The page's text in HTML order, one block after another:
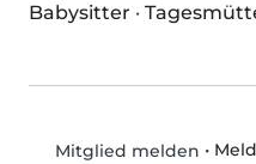
Babysitter ·
Mitglied melden •